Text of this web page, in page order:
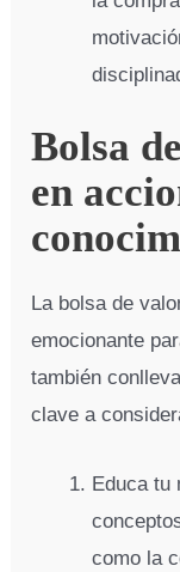
Bolsa
en
La bolsa de
emocionante
también
clave a
Educa tu
como la